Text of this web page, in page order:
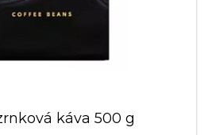
káva 500 g